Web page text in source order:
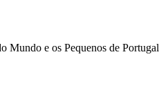
Mundo e os Pequenos de Portugal